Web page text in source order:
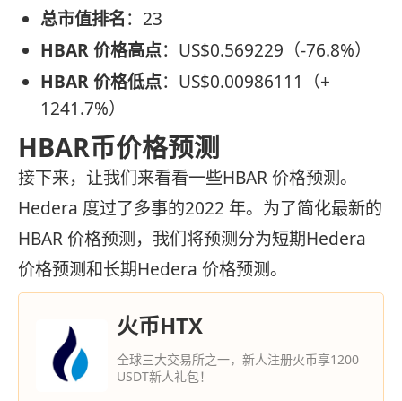
总市值排名：23
HBAR 价格高点：US$0.569229（-76.8%）
HBAR 价格低点：US$0.00986111（+
1241.7%）
HBAR币价格预测
接下来，让我们来看看一些HBAR 价格预测。
Hedera 度过了多事的2022 年。为了简化最新的
HBAR 价格预测，我们将预测分为短期Hedera
价格预测和长期Hedera 价格预测。
火币HTX
全球三大交易所之一，新人注册火币享1200
USDT新人礼包！